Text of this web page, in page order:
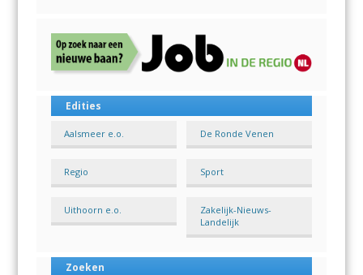
Edities
Aalsmeer e.o. De Ronde Venen
Regio Sport
Uithoorn e.o.
Zakelijk-Nieuws-
Landelijk
Zoeken